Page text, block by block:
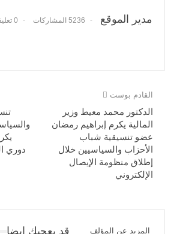
مدير الموقع 5236 المشاركات 0 تعليقات
دوري
القادم بوست
الدكتور محمد معيط وزير
المالية يكرم إبراهيم رمضان
عضو تنسيقية شباب
الأحزاب والسياسيين خلال
إطلاق منظومة الإيصال
الإلكتروني
قد يعجبك ايضا المزيد عن المؤلف